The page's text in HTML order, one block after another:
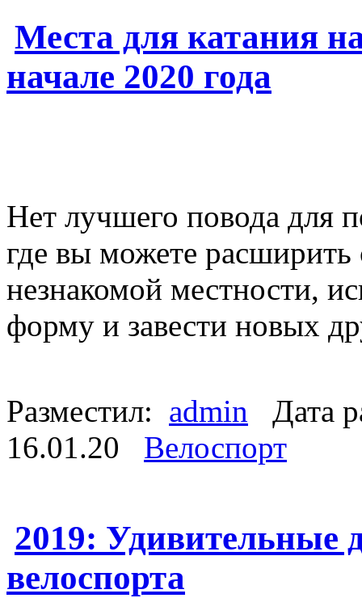
Места для катания
начале 2020 года
Нет лучшего повода для
где вы можете расширить
незнакомой местности,
форму и завести новых
Разместил: admin Дата
16.01.20 Велоспорт
2019: Удивительные
велоспорта